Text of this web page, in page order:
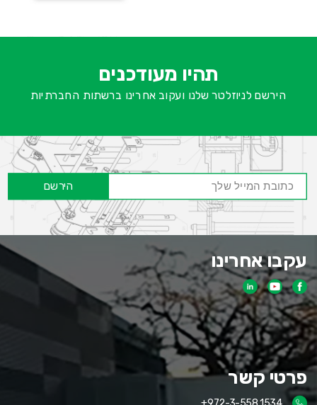
תהיו מעודכנים
הירשם לניוזלטר שלנו ועקוב אחרינו ברשתות החברתיות
הירשם
עקבו אחרינו
פרטי קשר